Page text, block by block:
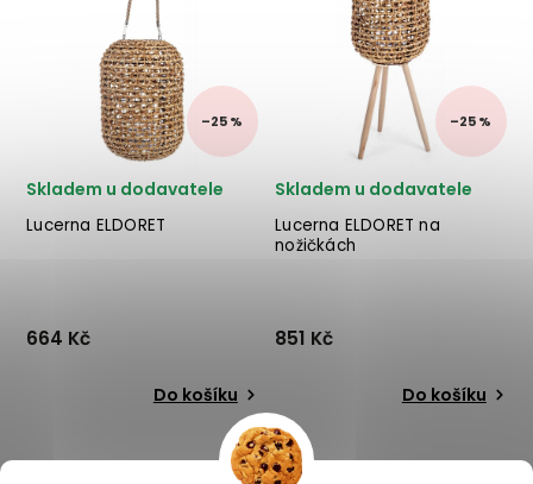
lakovaného kovu. ✅ krásný
nábytek ✅ kvalitní materiály
✅ nejnižší cena ✅ 30t...
kovu. ✅ krásný nábytek
✅ kvalitní materiály
✅ nejnižší cena ✅ 30 denní
v...
–25 %
Lucerna ELDORET
Skladem u dodavatele
664 Kč
Do košíku
Lucerna ELDORET od italské
výrobce stylového nábytku
BIZZOTTO v kombinaci
–25 %
Lucerna ELDORET na
nožičkách
Skladem u dodavatele
851 Kč
Do košíku
Lucerna ELDORET od italské
výrobce stylového nábytku
BIZZOTTO v kombinaci